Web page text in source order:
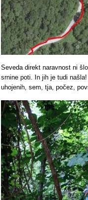
Seveda direkt naravnost ni
srnine poti. In jih je tudi
uhojenih, sem, tja, počez,